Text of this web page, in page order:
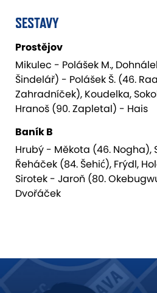
SESTAVY
Prostějov
Mikulec - Polášek M.,
Šindelář) - Polášek Š. (46.
Zahradníček), Koudelka,
Hranoš (90. Zapletal) - Hais
Baník B
Hrubý - Měkota (46. Nogha),
Řeháček (84. Šehić), Frýdl,
Sirotek - Jaroň (80.
Dvořáček